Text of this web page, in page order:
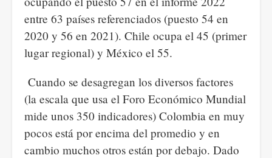
entre 63 países referenciados (puesto 54 en
2020 y 56 en 2021). Chile ocupa el 45 (primer
lugar regional) y México el 55.
Cuando se desagregan los diversos factores
(la escala que usa el Foro Económico Mundial
mide unos 350 indicadores) Colombia en muy
pocos está por encima del promedio y en
cambio muchos otros están por debajo. Dado